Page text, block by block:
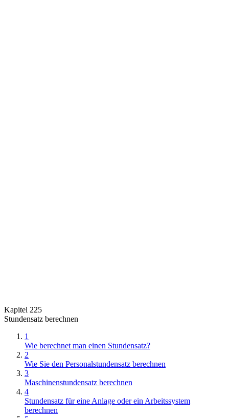
Kapitel 225
Stundensatz berechnen
1
Wie berechnet man einen Stundensatz?
2
Wie Sie den Personalstundensatz berechnen
3
Maschinenstundensatz berechnen
4
Stundensatz für eine Anlage oder ein Arbeitssystem
berechnen